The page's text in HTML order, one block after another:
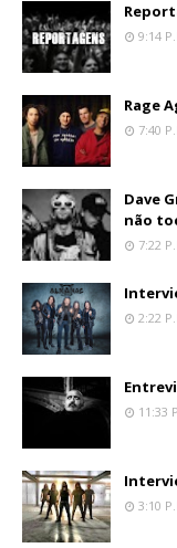
9:14
Rage
7:40
Dave
não
7:22
2:22
11:33
3:10